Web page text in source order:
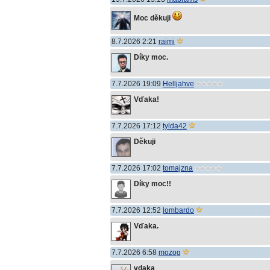
Moc děkuji
8.7.2026 2:21 raimi
Díky moc.
7.7.2026 19:09 Helljahve
Vďaka!
7.7.2026 17:12 tylda42
Děkuji
7.7.2026 17:02 tomajzna
Díky moc!!
7.7.2026 12:52 lombardo
Vďaka.
7.7.2026 6:58 mozog
vdaka